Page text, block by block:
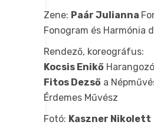
Zene: Paár Julianna
Fonogram és Harmónia
Rendező, koreográfus:
Kocsis Enikő
Fitos Dezső a
Érdemes Művész
Fotó: Kaszner Nikolett